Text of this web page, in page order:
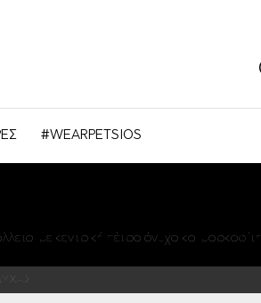
#WEARPETSIOS
με κεντρική πέτρα όνυχα και μαρκασίτη.